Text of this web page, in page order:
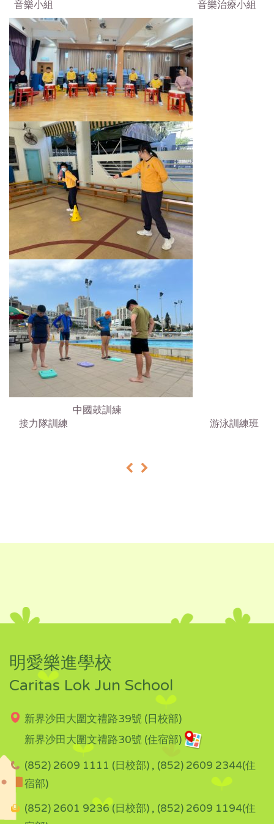
音樂小組 音樂治療小組
中國鼓訓練
接力隊訓練 游泳訓練班
« »
明愛樂進學校
Caritas Lok Jun School
新界沙田大圍文禮路39號 (日校部)
新界沙田大圍文禮路30號 (住宿部)
(852) 2609 1111 (日校部) , (852) 2609 2344(住
宿部)
(852) 2601 9236 (日校部) , (852) 2609 1194(住